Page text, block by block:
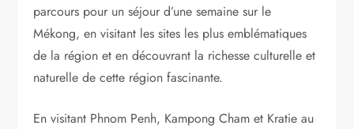
parcours pour un séjour d’une semaine sur le
Mékong, en visitant les sites les plus emblématiques
de la région et en découvrant la richesse culturelle et
naturelle de cette région fascinante.
En visitant Phnom Penh, Kampong Cham et Kratie au